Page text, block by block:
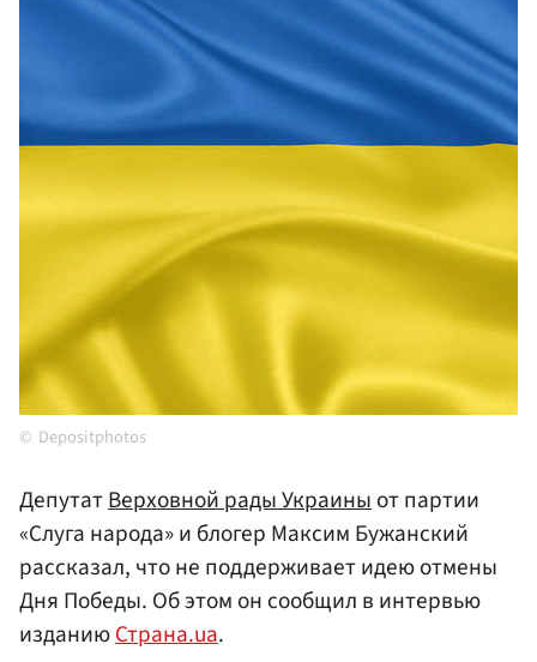
Depositphotos
ДепутатВерховной рады Украиныот партии
«Слуга народа» и блогер Максим Бужанский
рассказал, что не поддерживает идею отмены
Дня Победы. Об этом он сообщил в интервью
изданиюСтрана.ua.